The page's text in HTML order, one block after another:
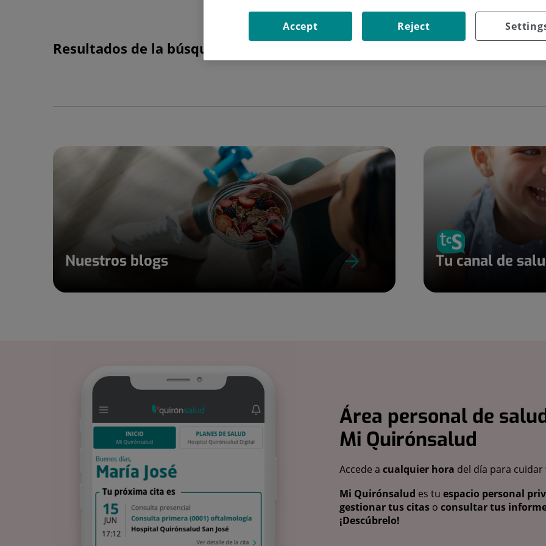
Buscar
Resultados de la búsqueda
Nuestros blogs Tu canal de
Área personal de
Mi Quirónsalud
Accede a cualquier hora del día para cuidar
Mi Quirónsalud es tu espacio personal
gestionar tus citas o consultar tus
¡Descúbrelo!
Reject
Accept